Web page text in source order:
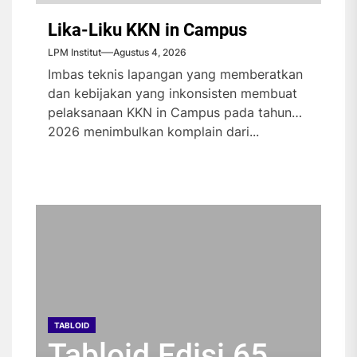
Lika-Liku KKN in Campus
LPM Institut Agustus 4, 2026
Imbas teknis lapangan yang memberatkan
dan kebijakan yang inkonsisten membuat
pelaksanaan KKN in Campus pada tahun
2026 menimbulkan komplain dari...
TABLOID
TABLOID
TABLOID
TABLOID